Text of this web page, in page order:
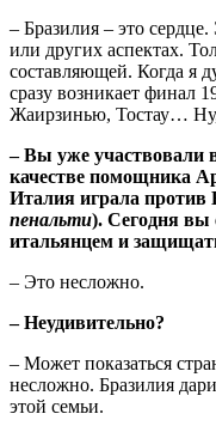
– Бразилия – это
или других аспектах.
составляющей. Когда я
сразу возникает финал
Жаирзинью, Тостау… Ну,
– Вы уже участвовали
качестве помощника
Италия играла против
пенальти). Сегодня вы
итальянцем и
– Это несложно.
– Неудивительно?
– Может показаться
несложно. Бразилия
этой семьи.